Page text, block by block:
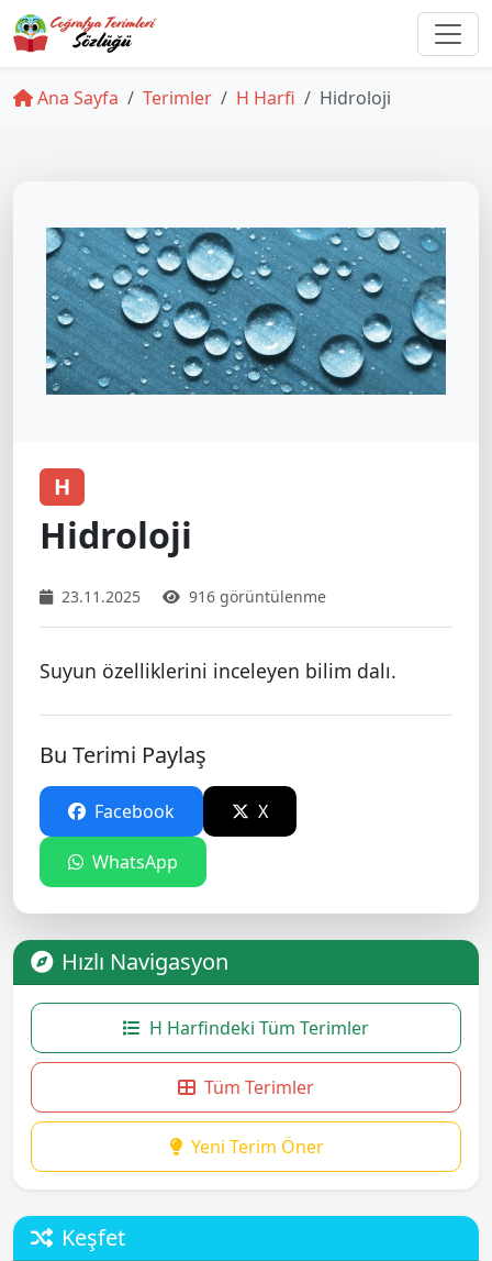
Ana Sayfa Terimler H Harfi Hidroloji
H
Hidroloji
23.11.2025 916 görüntülenme
Suyun özelliklerini inceleyen bilim dalı.
Bu Terimi Paylaş
Facebook X
WhatsApp
Hızlı Navigasyon
H Harfindeki Tüm Terimler
Tüm Terimler
Yeni Terim Öner
Keşfet